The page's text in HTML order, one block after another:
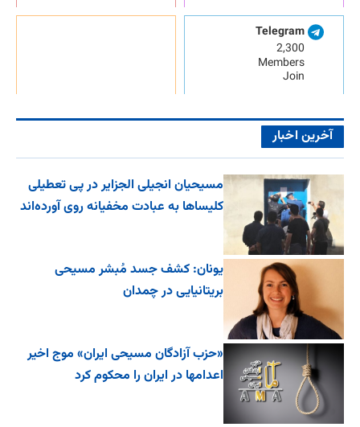
Telegram
2,300
Members
Join
آخرین اخبار
مسیحیان انجیلی الجزایر در پی تعطیلی
کلیساها به عبادت مخفیانه روی آورده‌اند
یونان: کشف جسد مُبشر مسیحی
بریتانیایی در چمدان
«حزب آزادگان مسیحی ایران» موج اخیر
اعدامها در ایران را محکوم کرد